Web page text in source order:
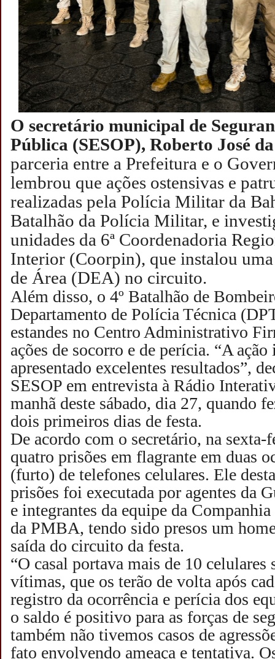
O secretário municipal de
Pública (SESOP), Roberto José
parceria entre a Prefeitura e o
lembrou que ações ostensivas e
realizadas pela Polícia Militar da
Batalhão da Polícia Militar, e
unidades da 6ª Coordenadoria
Interior (Coorpin), que instalou
de Área (DEA) no circuito.
Além disso, o 4º Batalhão de
Departamento de Polícia Técnica
estandes no Centro Administrativo
ações de socorro e de perícia. “A
apresentado excelentes resultados”,
SESOP em entrevista à Rádio
manhã deste sábado, dia 27, quando
dois primeiros dias de festa.
De acordo com o secretário, na sexta-
quatro prisões em flagrante em duas
(furto) de telefones celulares. Ele
prisões foi executada por agentes da
e integrantes da equipe da
da PMBA, tendo sido presos um
saída do circuito da festa.
“O casal portava mais de 10 celulares
vítimas, que os terão de volta após
registro da ocorrência e perícia dos
o saldo é positivo para as forças de
também não tivemos casos de
fato envolvendo ameaça e tentativa.